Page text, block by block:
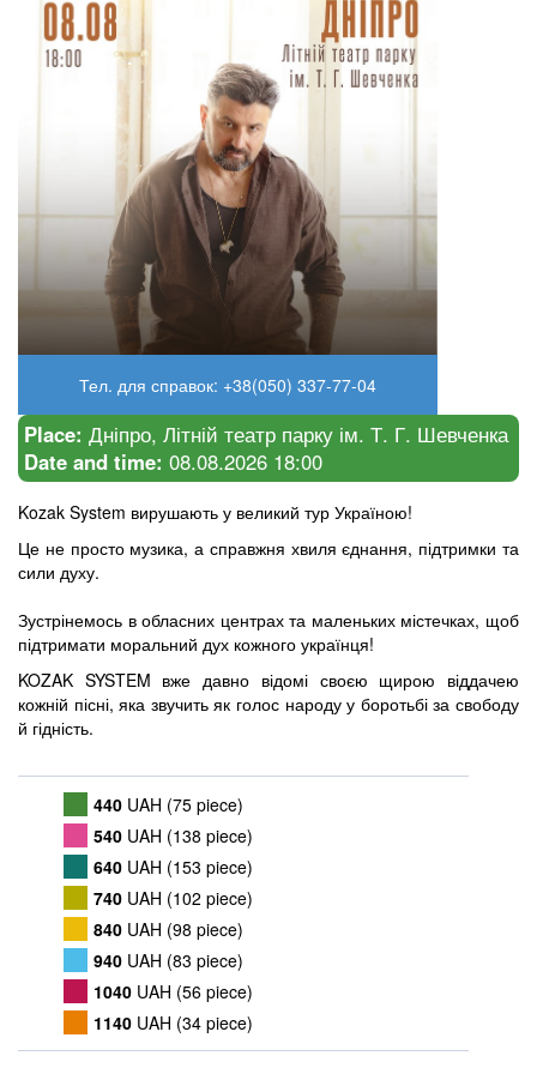
Тел. для справок: +38(050) 337-77-04
Place: Дніпро, Літній театр парку ім. Т. Г. Шевченка
Date and time: 08.08.2026 18:00
Kozak System вирушають у великий тур Україною!
Це не просто музика, а справжня хвиля єднання, підтримки та
сили духу.
Зустрінемось в обласних центрах та маленьких містечках, щоб
підтримати моральний дух кожного українця!
KOZAK SYSTEM вже давно відомі своєю щирою віддачею
кожній пісні, яка звучить як голос народу у боротьбі за свободу
й гідність.
440 UAH (75 piece)
540 UAH (138 piece)
640 UAH (153 piece)
740 UAH (102 piece)
840 UAH (98 piece)
940 UAH (83 piece)
1040 UAH (56 piece)
1140 UAH (34 piece)